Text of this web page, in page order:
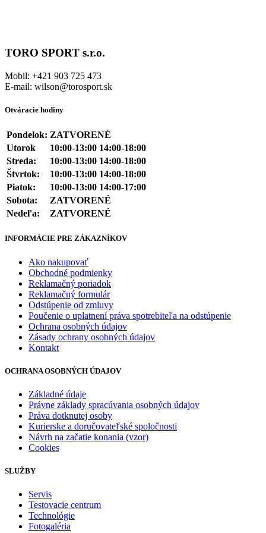
TORO SPORT s.r.o.
Mobil: +421 903 725 473
E-mail: wilson@torosport.sk
Otváracie hodiny
Pondelok: ZATVORENÉ
Utorok
10:00-13:00 14:00-18:00
Streda:
10:00-13:00 14:00-18:00
Štvrtok:
10:00-13:00 14:00-18:00
Piatok:
10:00-13:00 14:00-17:00
Sobota:
ZATVORENÉ
Nedeľa:
ZATVORENÉ
INFORMÁCIE PRE ZÁKAZNÍKOV
Ako nakupovať
Obchodné podmienky
Reklamačný poriadok
Reklamačný formulár
Odstúpenie od zmluvy
Poučenie o uplatnení práva spotrebiteľa na odstúpenie
Ochrana osobných údajov
Zásady ochrany osobných údajov
Kontakt
OCHRANA OSOBNÝCH ÚDAJOV
Základné údaje
Právne základy spracúvania osobných údajov
Práva dotknutej osoby
Kurierske a doručovateľské spoločnosti
Návrh na začatie konania (vzor)
Cookies
SLUŽBY
Servis
Testovacie centrum
Technológie
Fotogaléria